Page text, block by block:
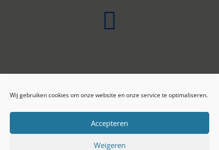
Wij gebruiken cookies om onze website en onze service te optimaliseren.
Accepteren
Weigeren
ONLINE ARCHIEF
Privacy beleid